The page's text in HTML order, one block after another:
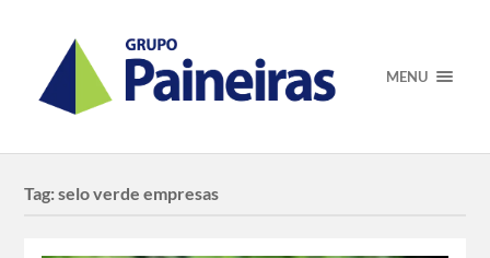
MENU
Tag:selo verde empresas